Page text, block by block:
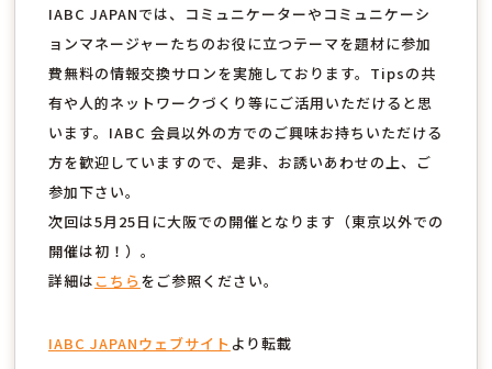
IABC JAPANでは、コミュニケーターやコミュニケーシ
ョンマネージャーたちのお役に立つテーマを題材に参加
費無料の情報交換サロンを実施しております。Tipsの共
有や人的ネットワークづくり等にご活用いただけると思
います。IABC 会員以外の方でのご興味お持ちいただける
方を歓迎していますので、是非、お誘いあわせの上、ご
参加下さい。
次回は5月25日に大阪での開催となります（東京以外での
開催は初！）。
詳細は こちらをご参照ください。
IABC JAPANウェブサイト より転載